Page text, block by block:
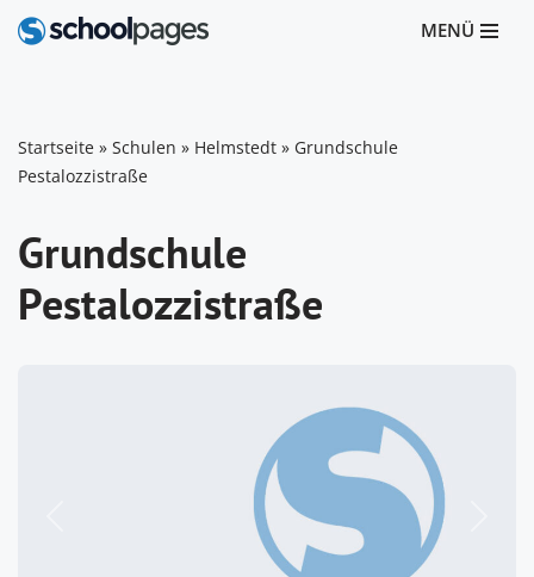
MENÜ
Startseite » Schulen » Helmstedt » Grundschule
Pestalozzistraße
Grundschule
Pestalozzistraße